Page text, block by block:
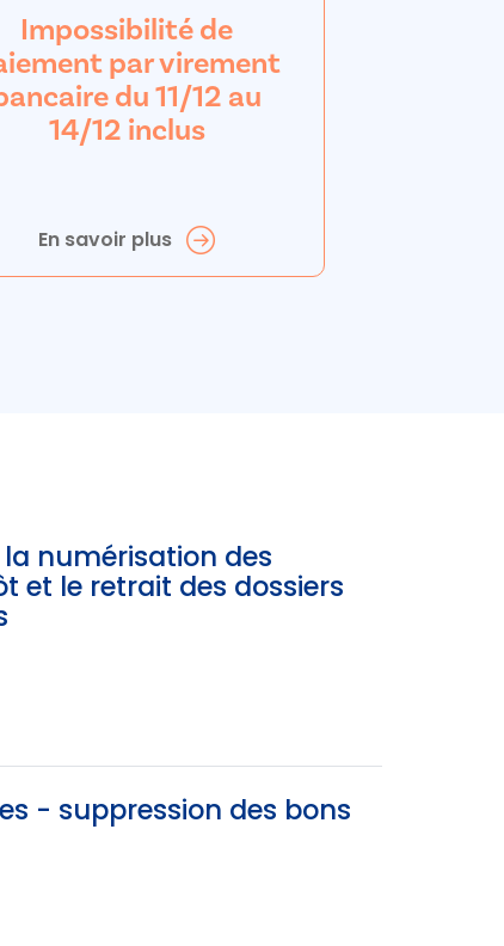
Impossibilité de
par virement
du 11/12 au
14/12 inclus
En savoir plus
numérisation des
et le retrait des dossiers
- suppression des bons